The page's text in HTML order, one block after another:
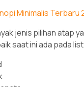
Minimalis Terbaru
jenis pilihan atap
saat ini ada pada